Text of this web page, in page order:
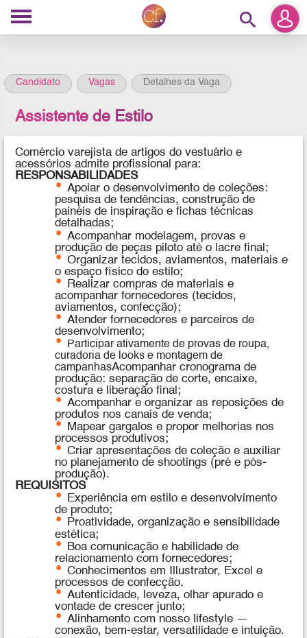
search
Candidato Vagas Detalhes da Vaga
Assistente de Estilo
Comércio varejista de artigos do vestuário e
acessórios admite profissional para:
RESPONSABILIDADES
Apoiar o desenvolvimento de coleções:
pesquisa de tendências, construção de
painéis de inspiração e fichas técnicas
detalhadas;
Acompanhar modelagem, provas e
produção de peças piloto até o lacre final;
Organizar tecidos, aviamentos, materiais e
o espaço físico do estilo;
Realizar compras de materiais e
acompanhar fornecedores (tecidos,
aviamentos, confecção);
Atender fornecedores e parceiros de
desenvolvimento;
Participar ativamente de provas de roupa,
curadoria de looks e montagem de
campanhasAcompanhar cronograma de
produção: separação de corte, encaixe,
costura e liberação final;
Acompanhar e organizar as reposições de
produtos nos canais de venda;
Mapear gargalos e propor melhorias nos
processos produtivos;
Criar apresentações de coleção e auxiliar
no planejamento de shootings (pré e pós-
produção).
REQUISITOS
Experiência em estilo e desenvolvimento
de produto;
Proatividade, organização e sensibilidade
estética;
Boa comunicação e habilidade de
relacionamento com fornecedores;
Conhecimentos em Illustrator, Excel e
processos de confecção.
Autenticidade, leveza, olhar apurado e
vontade de crescer junto;
Alinhamento com nosso lifestyle —
conexão, bem-estar, versatilidade e intuição.